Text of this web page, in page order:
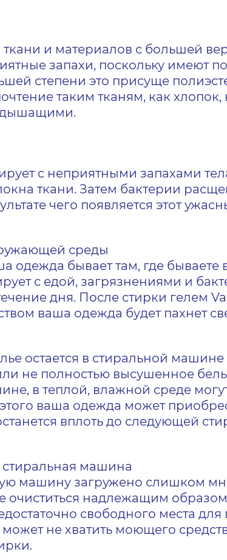
и материалов с большей
запахи, поскольку имеют
степени это присуще
таким тканям, как
дышащими.
с неприятными запахами
ткани. Затем бактерии
чего появляется этот
среды
одежда бывает там, где бываете
с едой, загрязнениями и
дня. После стирки гелем
ваша одежда будет пахнет
остается в стиральной машине
не полностью высушенное
в теплой, влажной среде
ваша одежда может
вплоть до следующей
машина
машину загружено слишком
очиститься надлежащим
свободного места
не хватить моющего